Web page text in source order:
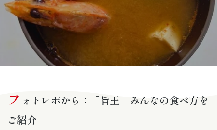
フ ォトレポから：「旨王」みんなの食べ方を
ご紹介